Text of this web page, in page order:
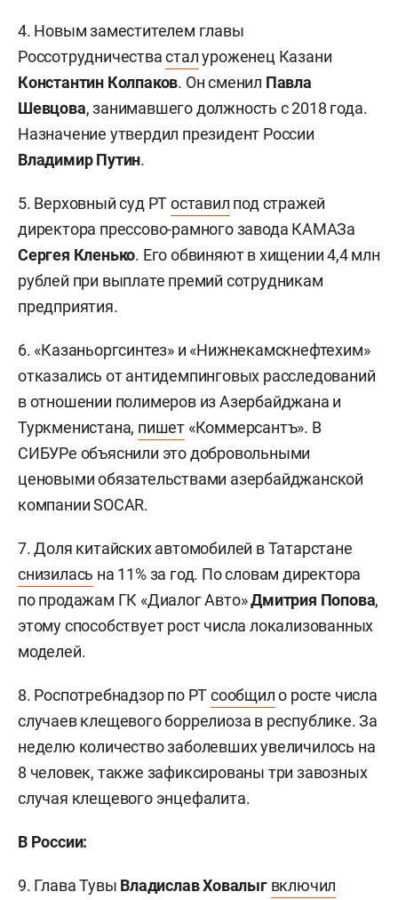
4. Новым заместителем главы
Россотрудничествасталуроженец Казани
Константин Колпаков. Он сменил Павла
Шевцова, занимавшего должность с 2018 года.
Назначение утвердил президент России
Владимир Путин.
5. Верховный суд РТоставил под стражей
директора прессово-рамного завода КАМАЗа
Сергея Кленько. Его обвиняют в хищении 4,4 млн
рублей при выплате премий сотрудникам
предприятия.
6. «Казаньоргсинтез» и «Нижнекамскнефтехим»
отказались от антидемпинговых расследований
в отношении полимеров из Азербайджана и
Туркменистана, пишет «Коммерсантъ». В
СИБУРе объяснили это добровольными
ценовыми обязательствами азербайджанской
компании SOCAR.
7. Доля китайских автомобилей в Татарстане
снизилась на 11% за год. По словам директора
по продажам ГК «Диалог Авто»Дмитрия Попова,
этому способствует рост числа локализованных
моделей.
8. Роспотребнадзор по РТсообщило росте числа
случаев клещевого боррелиоза в республике. За
неделю количество заболевших увеличилось на
8 человек, также зафиксированы три завозных
случая клещевого энцефалита.
В России:
9. Глава Тувы Владислав Ховалыг включил